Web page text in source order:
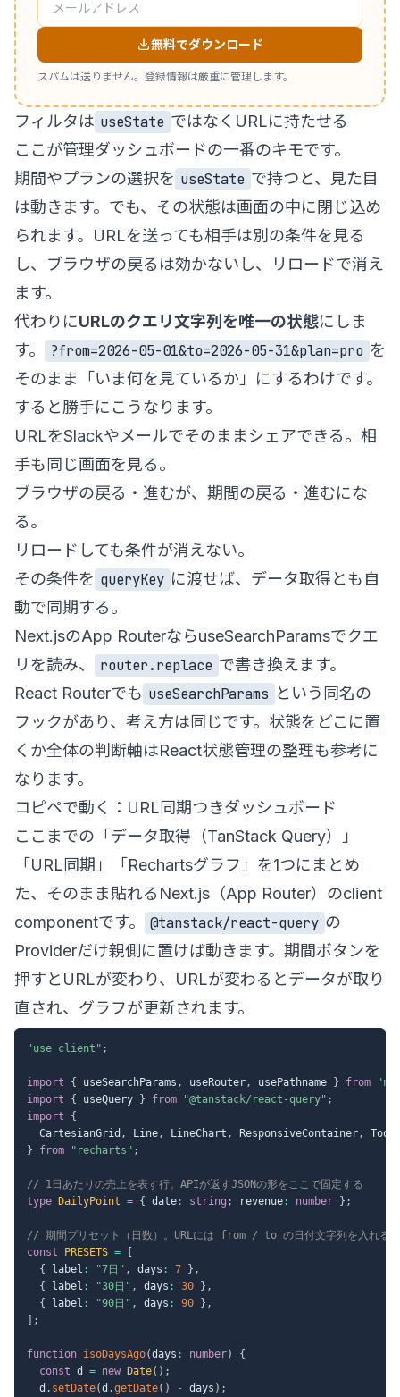
無料でダウンロード
スパムは送りません。登録情報は厳重に管理します。
フィルタは useState ではなくURLに持たせる
ここが管理ダッシュボードの一番のキモです。
期間やプランの選択を useState で持つと、見た目
は動きます。でも、その状態は画面の中に閉じ込め
られます。URLを送っても相手は別の条件を見る
し、ブラウザの戻るは効かないし、リロードで消え
ます。
代わりにURLのクエリ文字列を唯一の状態にしま
す。
?from=2026-05-01&to=2026-05-31&plan=pro を
そのまま「いま何を見ているか」にするわけです。
すると勝手にこうなります。
URLをSlackやメールでそのままシェアできる。相
手も同じ画面を見る。
ブラウザの戻る・進むが、期間の戻る・進むにな
る。
リロードしても条件が消えない。
その条件を queryKey に渡せば、データ取得とも自
動で同期する。
Next.jsのApp RouterならuseSearchParamsでクエ
リを読み、
router.replace で書き換えます。
React Routerでも useSearchParams という同名の
フックがあり、考え方は同じです。状態をどこに置
くか全体の判断軸はReact状態管理の整理も参考に
なります。
コピペで動く：URL同期つきダッシュボード
ここまでの「データ取得（TanStack Query）」
「URL同期」「Rechartsグラフ」を1つにまとめ
た、そのまま貼れるNext.js（App Router）のclient
componentです。
@tanstack/react-query の
Providerだけ親側に置けば動きます。期間ボタンを
押すとURLが変わり、URLが変わるとデータが取り
直され、グラフが更新されます。
"use client" ;
import { useSearchParams , useRouter, usePathname } from
import
{ useQuery } from "@tanstack/react-query" ;
import
{
  CartesianGrid
, Line, LineChart , ResponsiveContainer,
}
from "recharts" ;
// 1日あたりの売上を表す行。APIが返すJSONの形をここで固定する
type
DailyPoint = { date : string ; revenue : number } ;
// 期間プリセット（日数）。URLには from / to の日付文字列を入れる
const
PRESETS =
{
label : "7日" , days : 7 } ,
{
label : "30日" , days : 30 } ,
{
label : "90日" , days : 90 } ,
;
function isoDaysAgo(days : number)
{
const d = new Date( ) ;
  d
. setDate(d .getDate( ) - days ) ;